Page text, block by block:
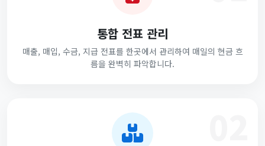
통합 전표 관리
매출, 매입, 수금, 지급 전표를 한곳에서 관리하여 매일의 현금 흐
름을 완벽히 파악합니다.